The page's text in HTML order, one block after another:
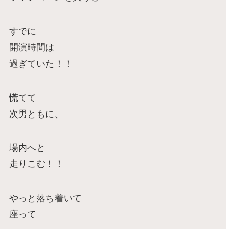
すでに
開演時間は
過ぎていた！！
慌てて
次男ともに、
場内へと
走りこむ！！
やっと落ち着いて
座って